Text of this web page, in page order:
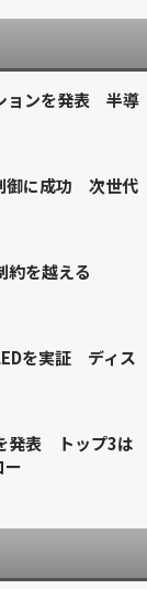
ョンを発表 半導
御に成功 次世代
約を越える
を実証 ディス
発表 トップ3は
ー